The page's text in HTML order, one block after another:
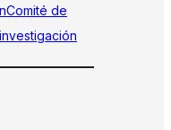
Comité de